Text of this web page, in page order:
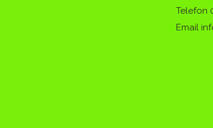
Telefon
Email